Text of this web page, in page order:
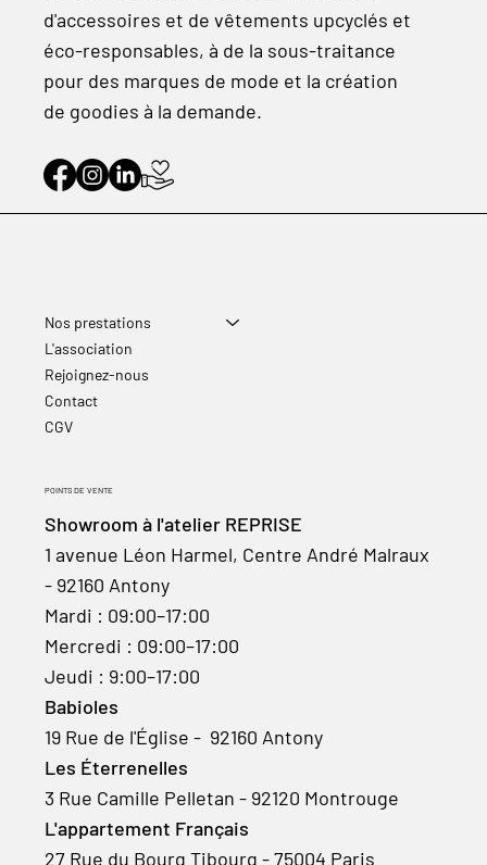
d'accessoires et de vêtements upcyclés et
éco-responsables, à de la sous-traitance
pour des marques de mode et la création
de goodies à la demande.
POINTS DE VENTE
Showroom à l'atelier REPRISE
1 avenue Léon Harmel, Centre André Malraux
- 92160 Antony
Mardi : 09:00–17:00
Mercredi : 09:00–17:00
Jeudi : 9:00–17:00
Babioles
19 Rue de l'Église - 92160 Antony
Les Éterrenelles
3 Rue Camille Pelletan - 92120 Montrouge
L'appartement Français
27 Rue du Bourg Tibourg - 75004 Paris
Nos prestations
L'association
Rejoignez-nous
Contact
CGV